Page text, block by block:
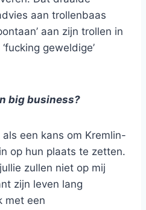
aan trollenbaas
aan zijn trollen in
geweldige’
big business?
als een kans om Kremlin-
op hun plaats te zetten.
zullen niet op mij
zijn leven lang
met een